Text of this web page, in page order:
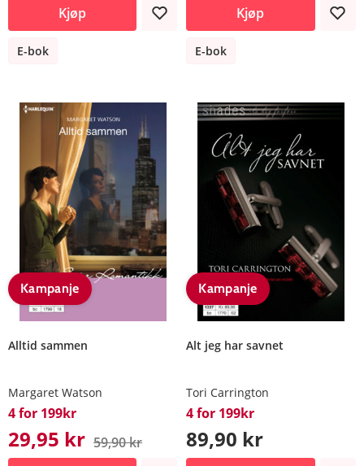
Kjøp
E-bok
Kjøp
E-bok
Kampanje
Alltid sammen
Margaret Watson
4 for 199kr
29,95 kr 59,90 kr
Kampanje
Alt jeg har savnet
Tori Carrington
4 for 199kr
89,90 kr